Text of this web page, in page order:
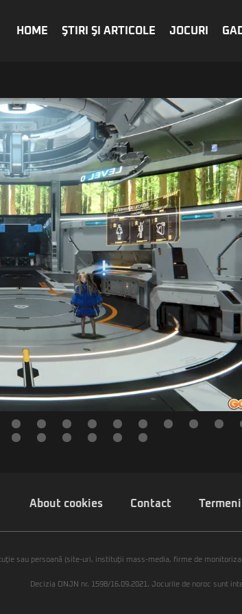
HOME ŞTIRI ŞI ARTICOLE JOCURI
About cookies Contact
sau persoană (site-uri, instituţii mass-media, firme de
Decizia ONJN nr. 1598/16.09.2021. Jocurile de noroc sunt